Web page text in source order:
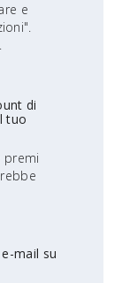
e
di
tuo
premi
mail su